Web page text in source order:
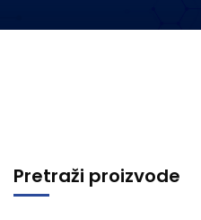
Pretraži proizvode